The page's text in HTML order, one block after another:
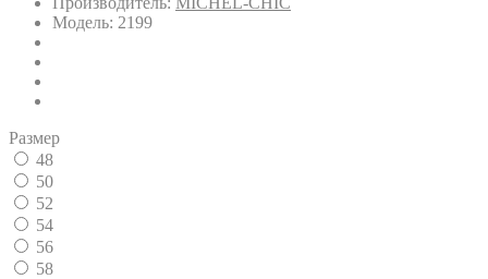
Модель: 2199
Размер
48
50
52
54
56
58